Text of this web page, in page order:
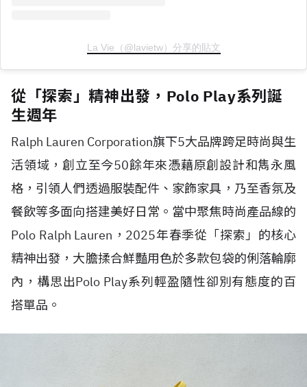
La Vie（@lavietw）分享的貼文
從「探索」精神出發，Polo Play系列誕
生週年
Ralph Lauren Corporation旗下5大品牌跨足時尚與生
活領域，創立至今50餘年來憑藉原創設計和雋永風
格，引領人們透過服裝配件、家飾家具，乃至香氛及
餐飲等多面向搭建美好日常。當中聚焦時尚產品線的
Polo Ralph Lauren，2025年春季從「探索」的核心
精神出發，大膽揉合鮮豔用色於多款包袋的俐落輪廓
內，構思出Polo Play系列輕盈隨性卻別有態度的百
搭單品。